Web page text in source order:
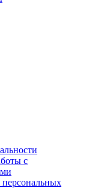
с
персональных